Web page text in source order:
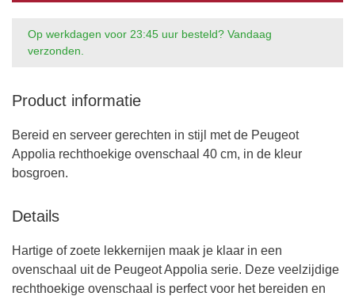
Op werkdagen voor 23:45 uur besteld? Vandaag
verzonden.
Product informatie
Bereid en serveer gerechten in stijl met de Peugeot
Appolia rechthoekige ovenschaal 40 cm, in de kleur
bosgroen.
Details
Hartige of zoete lekkernijen maak je klaar in een
ovenschaal uit de Peugeot Appolia serie. Deze veelzijdige
rechthoekige ovenschaal is perfect voor het bereiden en